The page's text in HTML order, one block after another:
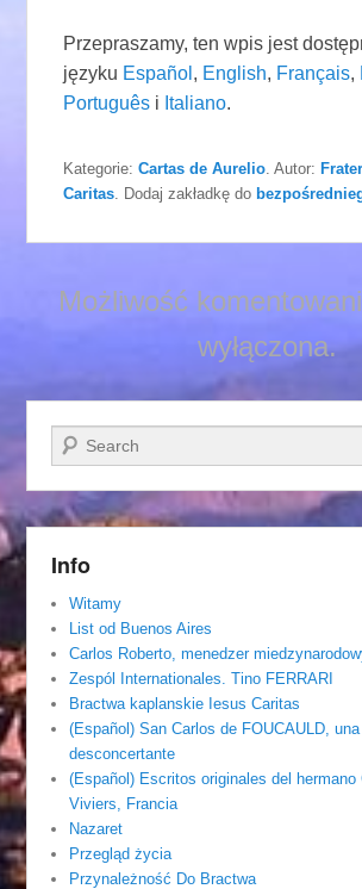
Przepraszamy, ten wpis jest
języku Español , English, Français,
Português i Italiano.
Kategorie:Cartas de Aurelio . Autor:
Caritas . Dodaj zakładkę do
Możliwość
wyłączona.
Szukaj
Info
Witamy
List od Buenos Aires
Carlos Roberto, menedzer
Zespól Internationales. Tino FERRARI
Bractwa kaplanskie Iesus Caritas
(Español) San Carlos de FOUCAULD,
desconcertante
(Español) Escritos originales del hermano
Viviers, Francia
Nazaret
Przegląd życia
Przynależność Do Bractwa